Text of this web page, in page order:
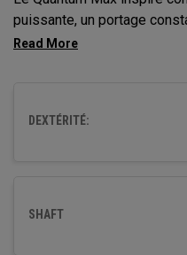
puissante, un portage
tolérantes sur toute la face,
DEXTÉRITÉ:
SHAFT